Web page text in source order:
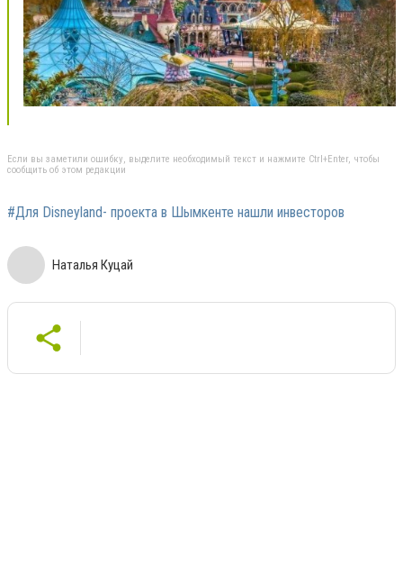
Если вы заметили ошибку, выделите необходимый текст и нажмите Ctrl+Enter, чтобы
сообщить об этом редакции
#Для Disneyland- проекта в Шымкенте нашли инвесторов
Наталья Куцай